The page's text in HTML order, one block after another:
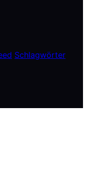
Schlagwörter